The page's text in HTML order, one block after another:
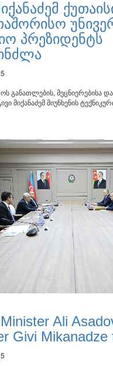
პრეზიდენტს
განათლების, მეცნიერებისა
მიქანაძემ მიუნხენის
Ali
Givi Mikanadze